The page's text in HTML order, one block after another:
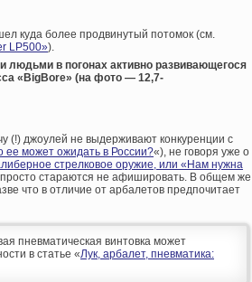
куда более продвинутый потомок (см.
LP500»).
людьми в погонах активно развивающегося
«BigBore» (на фото — 12,7-
(!) джоулей не выдерживают конкуренции с
ее может ожидать в России?«), не говоря уже о
стрелковое оружие, или «Нам нужна
стараются не афишировать. В общем же
что в отличие от арбалетов предпочитает
пневматическая винтовка может
в статье «Лук, арбалет, пневматика: